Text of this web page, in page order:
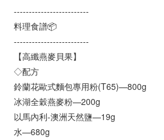
-------------------------
料理食譜📦
-------------------------
【高纖燕麥貝果】
◇配方
鈴蘭花歐式麵包專用粉(T65)—800g
冰湖全穀燕麥粉—200g
以馬內利-澳洲天然鹽—19g
水—680g